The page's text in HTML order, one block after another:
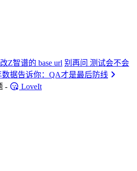
Z智谱的 base url 别再问 测试会不会
据告诉你：QA才是最后防线
-
LoveIt